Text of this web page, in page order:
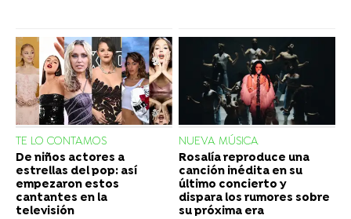
TE LO CONTAMOS
De niños actores a
estrellas del pop: así
empezaron estos
cantantes en la
televisión
NUEVA MÚSICA
Rosalía reproduce una
canción inédita en su
último concierto y
dispara los rumores sobre
su próxima era